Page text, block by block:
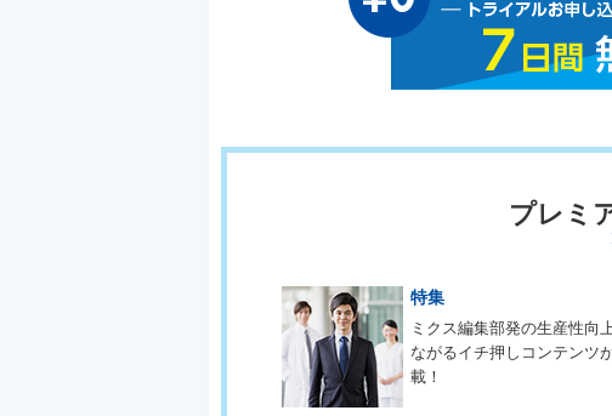
プレミ
特集
ミクス編集部発の生産性向
ながるイチ押しコンテンツ
載！